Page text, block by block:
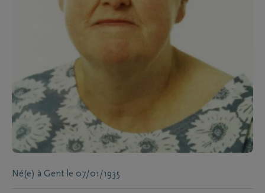
Né(e) à Gent le 07/01/1935